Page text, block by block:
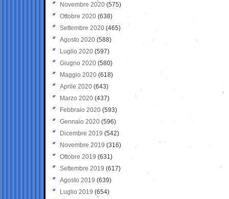
Novembre 2020 (575)
Ottobre 2020 (638)
Settembre 2020(465)
Agosto 2020 (588)
Luglio 2020 (597)
Giugno 2020 (580)
Maggio 2020 (618)
Aprile 2020 (643)
Marzo 2020 (437)
Febbraio 2020 (593)
Gennaio 2020 (596)
Dicembre 2019 (542)
Novembre 2019 (316)
Ottobre 2019 (631)
Settembre 2019 (617)
Agosto 2019 (639)
Luglio 2019 (654)